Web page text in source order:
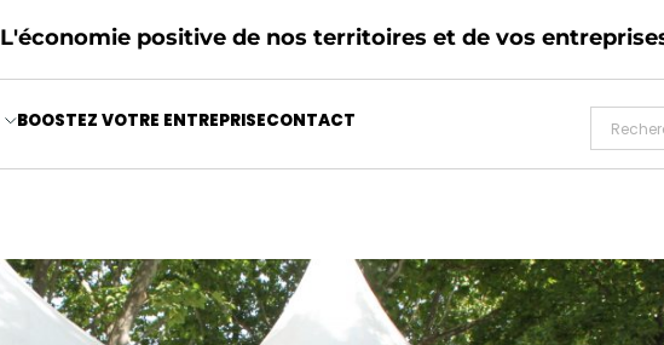
L'économie positive de nos territoires et de vos
BOOSTEZ VOTRE ENTREPRISECONTACT